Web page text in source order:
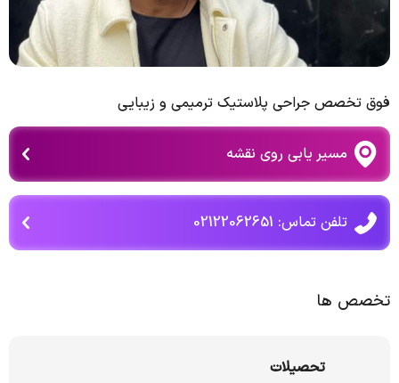
فوق تخصص جراحی پلاستیک ترمیمی و زیبایی
مسیر یابی روی نقشه
تلفن تماس: 02122062651
تخصص ها
تحصیلات